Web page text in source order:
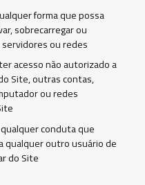
forma que possa
sobrecarregar ou
ou redes
acesso não autorizado a
Site, outras contas,
ou redes
conduta que
qualquer outro usuário de
do Site